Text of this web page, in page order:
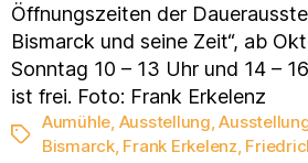
Öffnungszeiten der
Bismarck und seine Zeit“, ab
Sonntag 10 – 13 Uhr und 14 –
ist frei. Foto: Frank Erkelenz
Schlagwörter
Aumühle Ausstellung ,
Bismarck, Frank Erkelenz